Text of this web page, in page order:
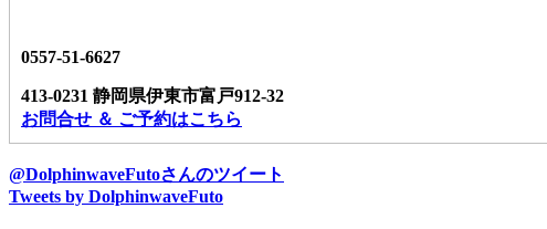
0557-51-6627
413-0231 静岡県伊東市富戸912-32
お問合せ ＆ ご予約はこちら
@DolphinwaveFutoさんのツイート
Tweets by DolphinwaveFuto